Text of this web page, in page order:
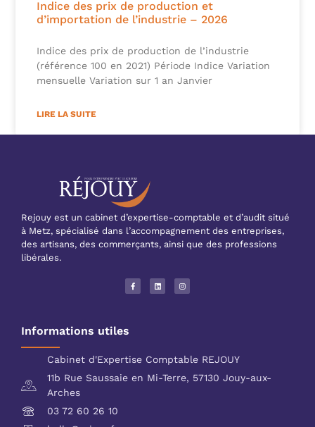
Indice des prix de production et
d’importation de l’industrie – 2026
Indice des prix de production de l’industrie
(référence 100 en 2021) Période Indice Variation
mensuelle Variation sur 1 an Janvier
LIRE LA SUITE
Rejouy est un cabinet d’expertise-comptable et d’audit situé
à Metz, spécialisé dans l’accompagnement des entreprises,
des artisans, des commerçants, ainsi que des professions
libérales.
Informations utiles
Cabinet d'Expertise Comptable REJOUY
11b Rue Saussaie en Mi-Terre, 57130 Jouy-aux-
Arches
03 72 60 26 10